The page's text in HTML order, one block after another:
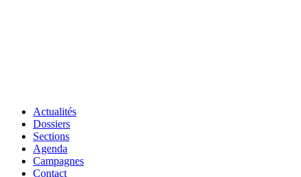
Actualités
Dossiers
Sections
Agenda
Campagnes
Contact